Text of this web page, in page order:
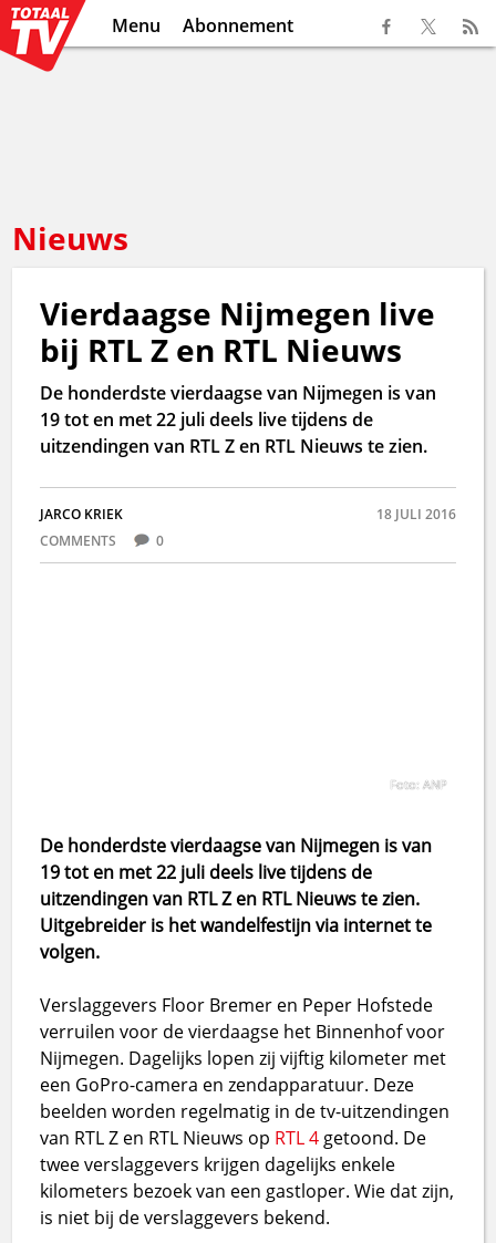
Menu Abonnement
Nieuws
Vierdaagse Nijmegen live
bij RTL Z en RTL Nieuws
De honderdste vierdaagse van Nijmegen is van
19 tot en met 22 juli deels live tijdens de
uitzendingen van RTL Z en RTL Nieuws te zien.
JARCO KRIEK
18 JULI 2016
COMMENTS
0
Foto: ANP
De honderdste vierdaagse van Nijmegen is van
19 tot en met 22 juli deels live tijdens de
uitzendingen van RTL Z en RTL Nieuws te zien.
Uitgebreider is het wandelfestijn via internet te
volgen.
Verslaggevers Floor Bremer en Peper Hofstede
verruilen voor de vierdaagse het Binnenhof voor
Nijmegen. Dagelijks lopen zij vijftig kilometer met
een GoPro-camera en zendapparatuur. Deze
beelden worden regelmatig in de tv-uitzendingen
van RTL Z en RTL Nieuws op RTL 4 getoond. De
twee verslaggevers krijgen dagelijks enkele
kilometers bezoek van een gastloper. Wie dat zijn,
is niet bij de verslaggevers bekend.